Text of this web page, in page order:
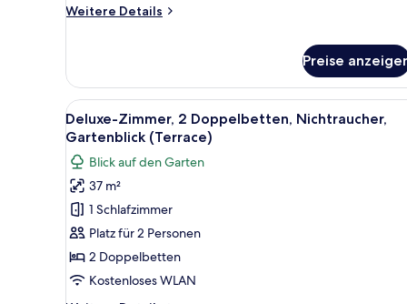
Weitere Details
Weitere
1 King-
Bett,
Verbindungszimmer
Preise
Alle
Fotos
für
Deluxe-
Zimmer,
2 Doppelbetten,
Nichtraucher,
Gartenblick
(Terrace)
Deluxe-Zimmer, 2
7
Deluxe-Zimmer, 2 Doppelbetten, Nichtraucher,
Gartenblick (Terrace)
Blick auf den Garten
37 m²
1 Schlafzimmer
Platz für 2 Personen
2 Doppelbetten
Kostenloses WLAN